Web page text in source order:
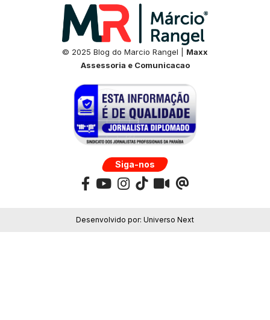
© 2025 Blog do Marcio Rangel | Maxx
Assessoria e Comunicacao
Siga-nos
Desenvolvido por: Universo Next